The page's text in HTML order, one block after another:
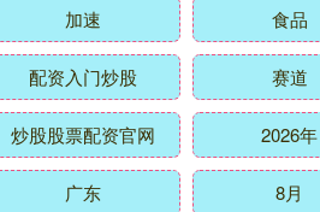
加速 食品
配资入门炒股 赛道
炒股股票配资官网 2026年
广东 8月